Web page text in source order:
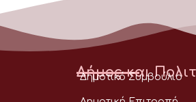
Δήμος και
Δημοτικό Συμβούλιο